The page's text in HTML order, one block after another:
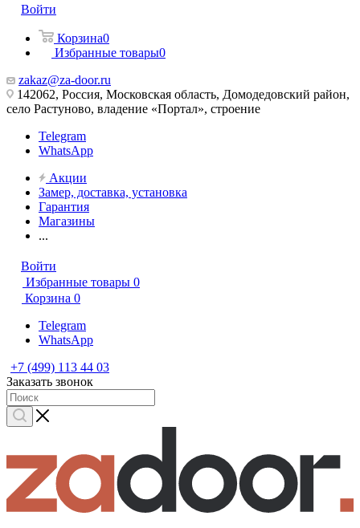
Войти
Корзина0
Избранные товары0
zakaz@za-door.ru
142062, Россия, Московская область, Домодедовский район,
село Растуново, владение «Портал», строение
Telegram
WhatsApp
Акции
Замер, доставка, установка
Гарантия
Магазины
...
Войти
Избранные товары 0
Корзина 0
Telegram
WhatsApp
+7 (499) 113 44 03
Заказать звонок